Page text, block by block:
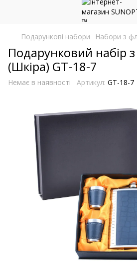
Подарункові набори Набори з
Подарунковий набір
(Шкіра) GT-18-7
Немає в наявності Артикул: GT-18-7